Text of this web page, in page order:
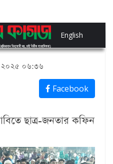
English
২০২৫ ০৬:৩৬
Facebook
ছাত্র-জনতার কফিন